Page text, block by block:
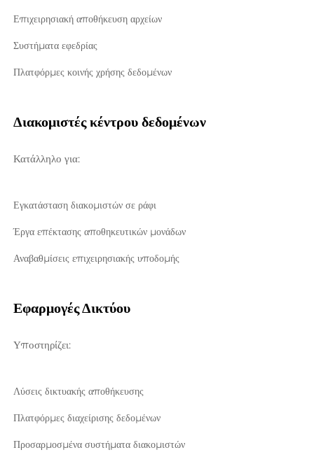
Επιχειρησιακή αποθήκευση αρχείων
Συστήματα εφεδρίας
Πλατφόρμες κοινής χρήσης δεδομένων
Διακομιστές κέντρου δεδομένων
Κατάλληλο για:
Εγκατάσταση διακομιστών σε ράφι
Έργα επέκτασης αποθηκευτικών μονάδων
Αναβαθμίσεις επιχειρησιακής υποδομής
Εφαρμογές Δικτύου
Υποστηρίζει:
Λύσεις δικτυακής αποθήκευσης
Πλατφόρμες διαχείρισης δεδομένων
Προσαρμοσμένα συστήματα διακομιστών